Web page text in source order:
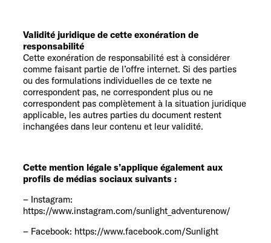
Validité juridique de cette exonération de
responsabilité
Cette exonération de responsabilité est à considérer
comme faisant partie de l’offre internet. Si des parties
ou des formulations individuelles de ce texte ne
correspondent pas, ne correspondent plus ou ne
correspondent pas complètement à la situation juridique
applicable, les autres parties du document restent
inchangées dans leur contenu et leur validité.
Cette mention légale s’applique également aux
profils de médias sociaux suivants :
– Instagram:
https://www.instagram.com/sunlight_adventurenow/
– Facebook: https://www.facebook.com/Sunlight